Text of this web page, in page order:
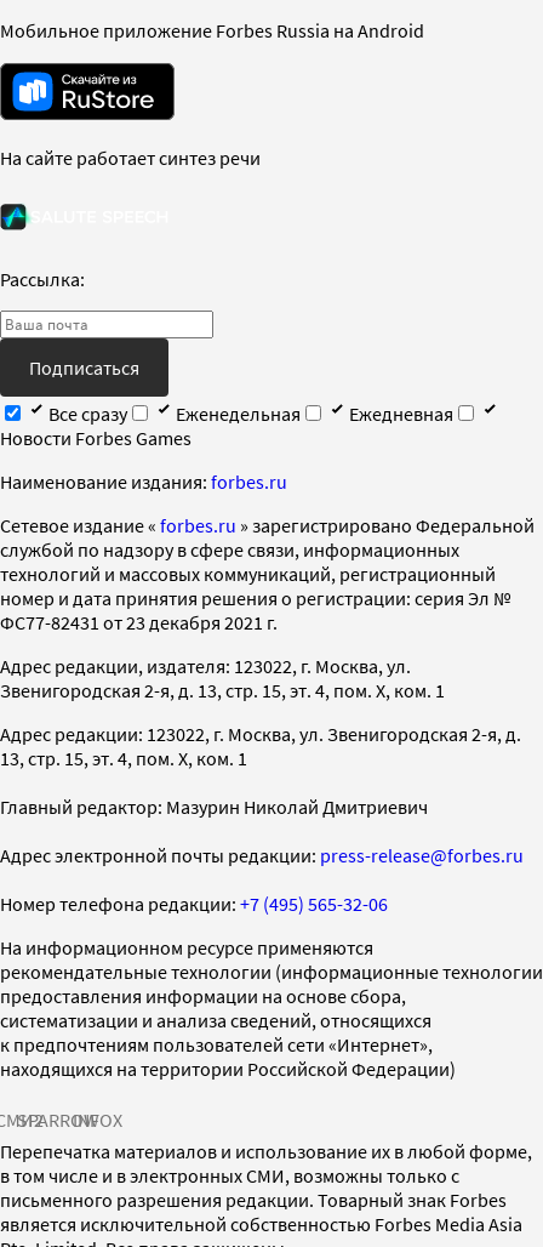
Мобильное приложение Forbes Russia на Android
На сайте работает синтез речи
Рассылка:
Подписаться
Все сразу
Еженедельная
Ежедневная
Новости Forbes Games
Наименование издания: forbes.ru
Cетевое издание « forbes.ru » зарегистрировано Федеральной
службой по надзору в сфере связи, информационных
технологий и массовых коммуникаций, регистрационный
номер и дата принятия решения о регистрации: серия Эл №
ФС77-82431 от 23 декабря 2021 г.
Адрес редакции, издателя: 123022, г. Москва, ул.
Звенигородская 2-я, д. 13, стр. 15, эт. 4, пом. X, ком. 1
Адрес редакции: 123022, г. Москва, ул. Звенигородская 2-я, д.
13, стр. 15, эт. 4, пом. X, ком. 1
Главный редактор: Мазурин Николай Дмитриевич
Адрес электронной почты редакции: press-release@forbes.ru
Номер телефона редакции: +7 (495) 565-32-06
На информационном ресурсе применяются
рекомендательные технологии (информационные технологии
предоставления информации на основе сбора,
систематизации и анализа сведений, относящихся
к предпочтениям пользователей сети «Интернет»,
находящихся на территории Российской Федерации)
SPARROWINFOX
Перепечатка материалов и использование их в любой форме,
в том числе и в электронных СМИ, возможны только с
письменного разрешения редакции. Товарный знак Forbes
является исключительной собственностью Forbes Media Asia